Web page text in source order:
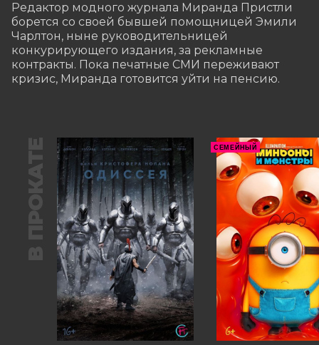
Редактор модного журнала Миранда Пристли
борется со своей бывшей помощницей Эмили
Чарлтон, ныне руководительницей
конкурирующего издания, за рекламные
контракты. Пока печатные СМИ переживают
кризис, Миранда готовится уйти на пенсию.
В ПРОКАТЕ СЕМЕЙНЫЙ